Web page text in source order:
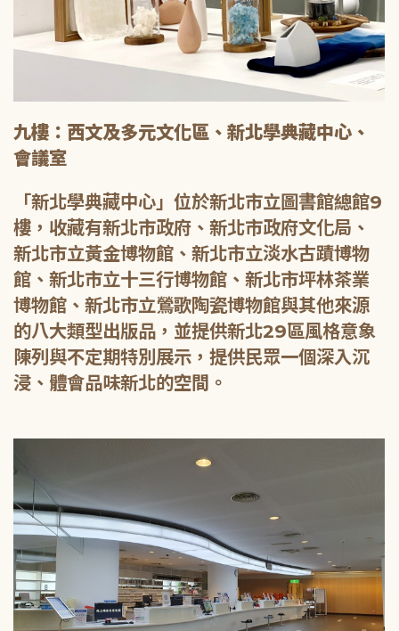
九樓：西文及多元文化區、新北學典藏中心、
會議室
「新北學典藏中心」位於新北市立圖書館總館9
樓，收藏有新北市政府、新北市政府文化局、
新北市立黃金博物館、新北市立淡水古蹟博物
館、新北市立十三行博物館、新北市坪林茶業
博物館、新北市立鶯歌陶瓷博物館與其他來源
的八大類型出版品，並提供新北29區風格意象
陳列與不定期特別展示，提供民眾一個深入沉
浸、體會品味新北的空間。